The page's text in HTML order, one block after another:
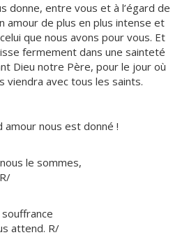
donne, entre vous et à l’égard de
amour de plus en plus intense et
que nous avons pour vous. Et
fermement dans une sainteté
Dieu notre Père, pour le jour où
viendra avec tous les saints.
amour nous est donné !
le sommes,
attend. R/